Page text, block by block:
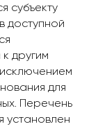
субъекту
доступной
другим
для
Перечень
установлен